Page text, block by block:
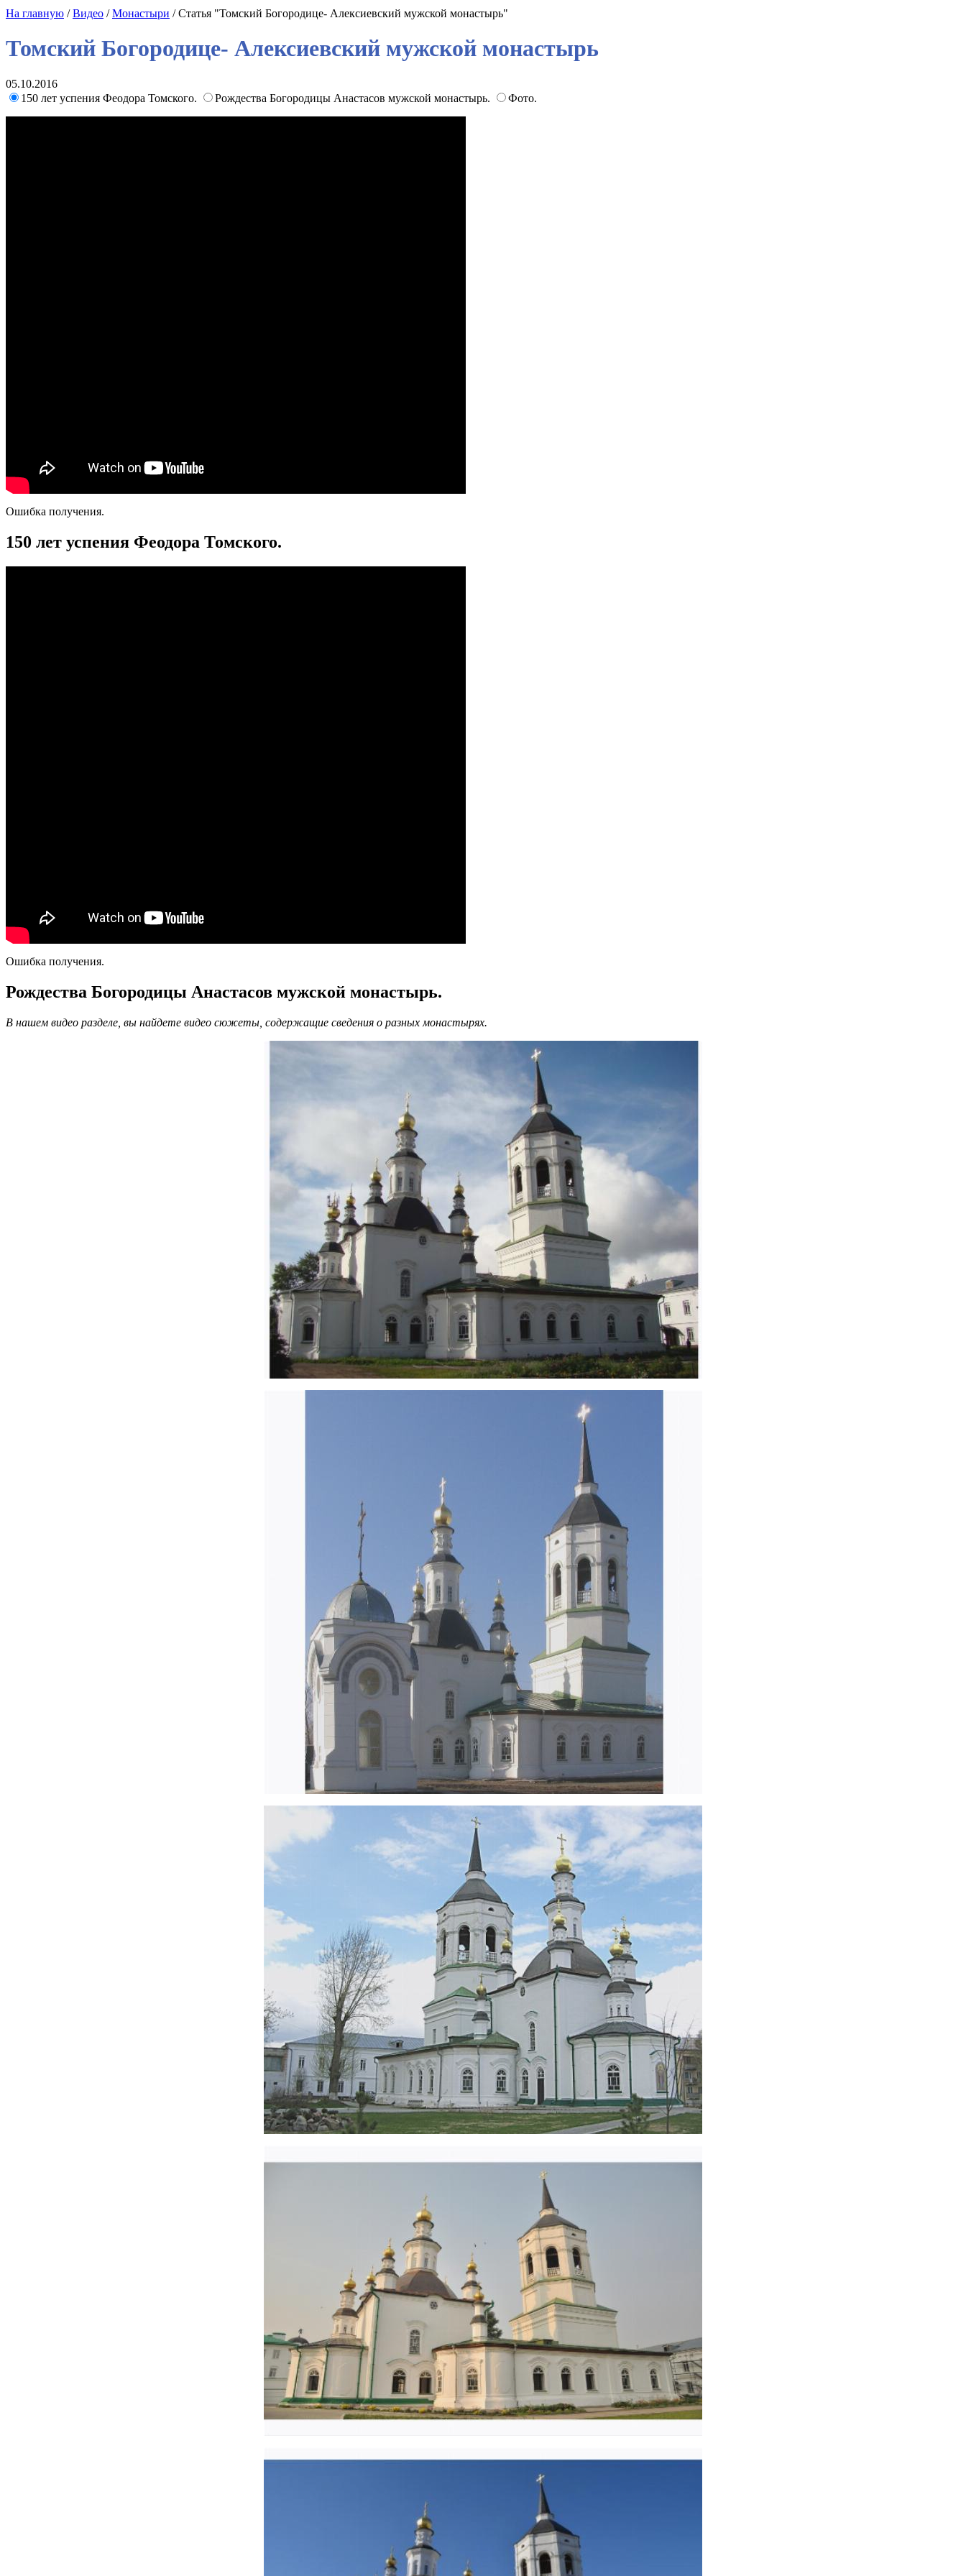
На главную /Видео /Монастыри / Статья "Томский Богородице- Алексиевский мужской монастырь"
Томский Богородице- Алексиевский мужской монастырь
05.10.2016
150 лет успения Феодора Томского.
Рождества Богородицы Анастасов мужской монастырь. Фото.
Ошибка получения.
150 лет успения Феодора Томского.
Ошибка получения.
Рождества Богородицы Анастасов мужской монастырь.
В нашем видео разделе, вы найдете видео сюжеты, содержащие сведения о разных монастырях.